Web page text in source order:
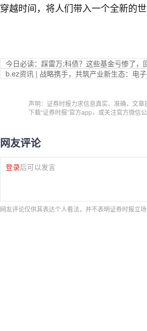
穿越时间，将人们带入一个全新的世
今日必读：踩雷万;科债？这些基金亏惨了，
b.ez资讯 | 战略携手，共筑产业新生态：电
声明：证券时报力求信息真实、准确，文
下载“证券时报”官方app，或关注官方微信
网友评论
登录后可以发言
网友评论仅供其表达个人看法，并不表明证券时报立场